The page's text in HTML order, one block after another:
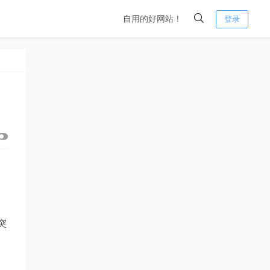
自用的好网站！ 登录